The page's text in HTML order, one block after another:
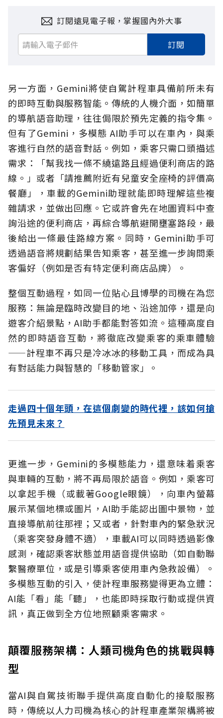
訂閱遠見電子報，掌握國內外大事
訂閱
另一方面，Gemini將使自駕計程車具備前所未有
的即時互動與服務智能。傳統的人機介面，如簡單
的導航語音助理，往往侷限於預先定義的指令集。
但有了Gemini，多模態 AI助手可以在車內，與乘
客進行自然的語音對話。例如，乘客只需口頭描述
需求：「幫我找一條不繞遠路且經過便利商店的路
線。」或者「請推薦附近有兒童安全座椅的評價高
餐廳」，車載的Gemini助理就能即時理解這些複
雜請求，並做出回應。它或許會先在地圖資料中查
詢沿途的便利商店，再綜合導航避開壅塞路段，最
後給出一條最佳路線方案。同時，Gemini助手可
透過語音將規劃結果告知乘客，甚至進一步詢問乘
客偏好（例如是否有特定便利商店品牌）。
整個互動過程，如同一位貼心且博學的司機在為您
服務：無論是臨時改變目的地、沿途加停，還是向
遊客介紹景點，AI助手都能對答如流。這種高度自
然的即時語音互動，將徹底改變乘客的乘車體驗
——計程車不再只是冷冰冰的移動工具，而成為具
有對話能力與智慧的「移動管家」。
走過四十個年頭，在這個劇變的時代裡，該如何搶
先預見未來？
更進一步，Gemini的多模態能力，還意味着乘客
與車輛的互動，將不再局限於語音。例如，乘客可
以拿起手機（或載著Google眼鏡），向車內螢幕
展示某個地標或圖片，AI助手能認出圖中景物，並
直接導航前往那裡；又或者，針對車內的緊急狀況
（乘客突發身體不適），車載AI可以同時透過影像
感測，確認乘客狀態並用語音提供協助（如自動聯
繫醫療單位，或是引導乘客使用車內急救設備）。
多模態互動的引入，使計程車服務變得更為立體：
AI能「看」能「聽」，也能即時採取行動或提供資
訊，真正做到全方位地照顧乘客需求。
顛覆服務架構：人類司機角色的挑戰與轉
型
當AI與自駕技術聯手提供高度自動化的接駁服務
時，傳統以人力司機為核心的計程車產業架構將被